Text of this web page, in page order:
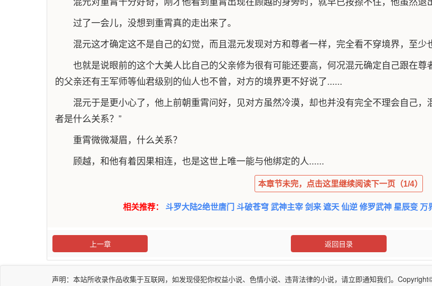
过了一会儿，没想到重霄真的走出来了。
混元这才确定这不是自己的幻觉，而且混元发现对方和尊者一样，完全看不穿境界，至少
也就是说眼前的这个大美人比自己的父亲修为很有可能还要高，何况混元确定自己跟在
的父亲还有王军师等仙君级别的仙人也不曾，对方的境界更不好说了......
混元于是更小心了，他上前朝重霄问好，见对方虽然冷漠，却也并没有完全不理会自己
者是什么关系？”
重霄微微凝眉，什么关系？
顾越，和他有着因果相连，也是这世上唯一能与他绑定的人......
本章节未完，点击这里继续阅读下一页（1/4）
相关推荐： 斗罗大陆2绝世唐门 斗破苍穹武神主宰剑来遮天仙逆修罗武神星辰变 万
上一章 返回目录
声明：本站所收录作品收集于互联网，如发现侵犯你权益小说、色情小说、违背法律的小说，请立即通知我们。